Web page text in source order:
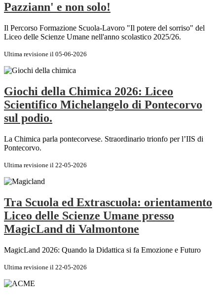
Pazziann' e non solo!
Il Percorso Formazione Scuola-Lavoro "Il potere del sorriso" del
Liceo delle Scienze Umane nell'anno scolastico 2025/26.
Ultima revisione il 05-06-2026
Giochi della Chimica 2026: Liceo
Scientifico Michelangelo di Pontecorvo
sul podio.
La Chimica parla pontecorvese. Straordinario trionfo per l’IIS di
Pontecorvo.
Ultima revisione il 22-05-2026
Tra Scuola ed Extrascuola: orientamento
Liceo delle Scienze Umane presso
MagicLand di Valmontone
MagicLand 2026: Quando la Didattica si fa Emozione e Futuro
Ultima revisione il 22-05-2026